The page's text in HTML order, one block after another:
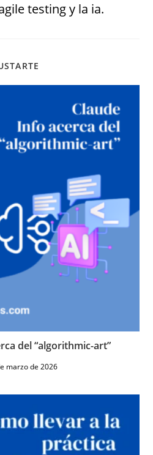
testing y la ia.
del “algorithmic-art”
marzo de 2026